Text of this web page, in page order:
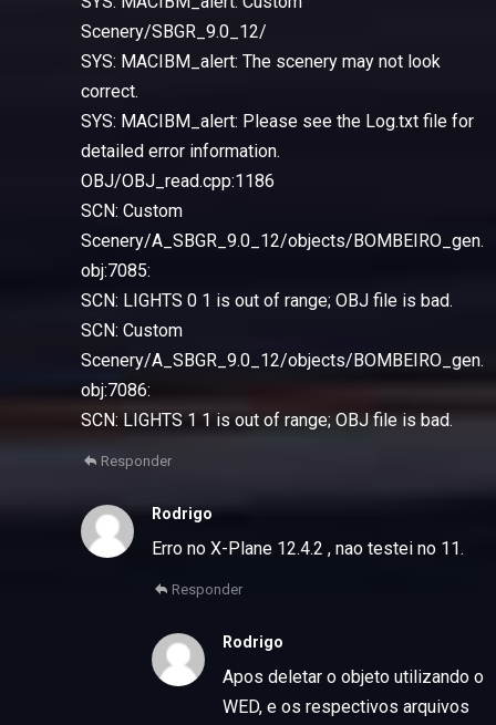
Scenery/SBGR_9.0_12/
SYS: MACIBM_alert: The scenery may not look
correct.
SYS: MACIBM_alert: Please see the Log.txt file for
detailed error information.
OBJ/OBJ_read.cpp:1186
SCN: Custom
Scenery/A_SBGR_9.0_12/objects/BOMBEIRO_gen.
obj:7085:
SCN: LIGHTS 0 1 is out of range; OBJ file is bad.
SCN: Custom
Scenery/A_SBGR_9.0_12/objects/BOMBEIRO_gen.
obj:7086:
SCN: LIGHTS 1 1 is out of range; OBJ file is bad.
Responder
Rodrigo
Erro no X-Plane 12.4.2 , nao testei no 11.
Responder
Rodrigo
Apos deletar o objeto utilizando o
WED, e os respectivos arquivos